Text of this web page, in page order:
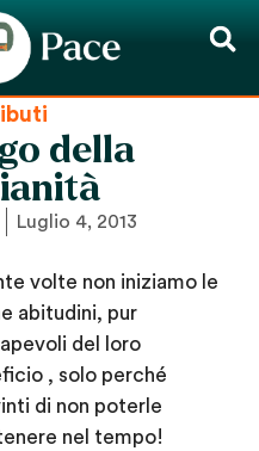
della
Luglio 4, 2013
volte non iniziamo le
abitudini, pur
del loro
, solo perché
di non poterle
nel tempo!